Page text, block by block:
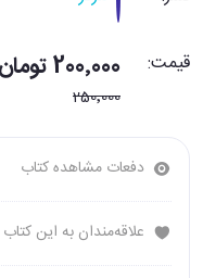
قیمت: 200٬000 تومان
250٬000
دفعات مشاهده کتاب
علاقه‌مندان به این کتاب